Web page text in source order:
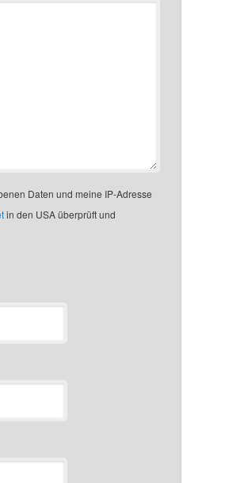
Daten und meine IP-Adresse
in den USA überprüft und